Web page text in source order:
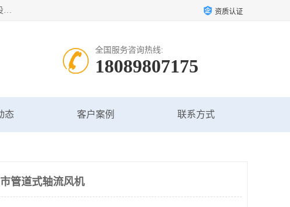
海南鑫艺达通风设备有限公司是一家海南通风设备工厂，主要从事：消防排烟工程、油烟净化工程、厨房排烟工程、酒店厨房设备、新风排风系统、镀锌铁皮管道加工、暖通工程、通风管道安装、消防火阀百叶风口等业务。公司拥有管道及配件一体化工厂生产线，良好的售后服务，良好的设计团队，良好的施工团队、良好管理人员，掌握畅通丰富的信息、市场渠道。 资质认证
全国服务咨询热线:
18089807175
态 客户案例 联系方式
管道式轴流风机